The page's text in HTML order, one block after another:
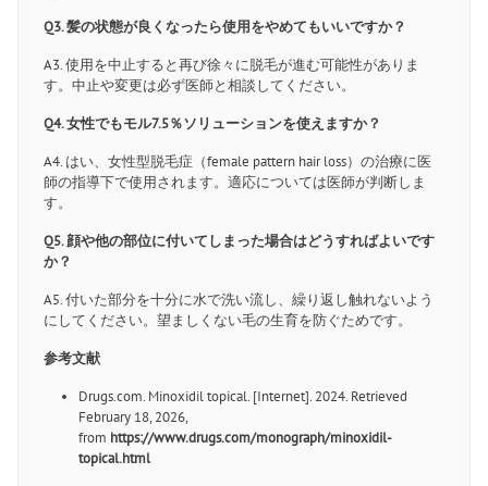
Q3. 髪の状態が良くなったら使用をやめてもいいですか？
A3. 使用を中止すると再び徐々に脱毛が進む可能性がありま
す。中止や変更は必ず医師と相談してください。
Q4. 女性でもモル7.5％ソリューションを使えますか？
A4. はい、女性型脱毛症（female pattern hair loss）の治療に医
師の指導下で使用されます。適応については医師が判断しま
す。
Q5. 顔や他の部位に付いてしまった場合はどうすればよいです
か？
A5. 付いた部分を十分に水で洗い流し、繰り返し触れないよう
にしてください。望ましくない毛の生育を防ぐためです。
参考文献
Drugs.com. Minoxidil topical. [Internet]. 2024. Retrieved
February 18, 2026,
from https://www.drugs.com/monograph/minoxidil-
topical.html